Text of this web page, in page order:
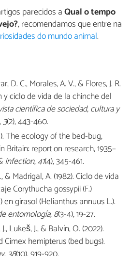
parecidos aQual o tempo
, recomendamos que entre na
do mundo animal.
D. C., Morales, A. V., & Flores, J. R.
y ciclo de vida de la chinche del
científica de sociedad, cultura y
3(2), 443-460.
The ecology of the bed-bug,
Britain: report on research, 1935–
Infection,41(4), 345-461.
& Madrigal, A. (1982). Ciclo de vida
Corythucha gossypii (F.)
girasol (Helianthus annuus L.).
entomología,8(3-4), 19-27.
Lukeš, J., & Balvín, O. (2022).
hemipterus (bed bugs).